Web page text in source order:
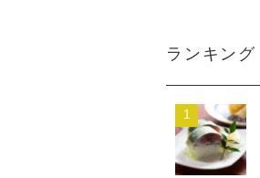
ランキング
1